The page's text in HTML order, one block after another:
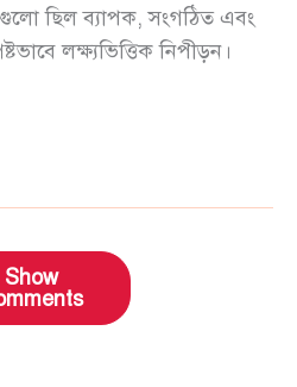
ছিল ব্যাপক, সংগঠিত এবং
লক্ষ্যভিত্তিক নিপীড়ন।
Show